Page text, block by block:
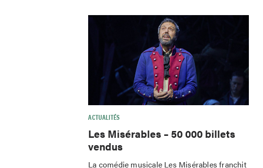
ACTUALITÉS
Les Misérables – 50 000 billets
vendus
La comédie musicale Les Misérables franchit